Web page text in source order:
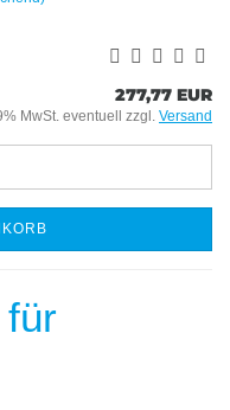
277,77 EUR
MwSt. eventuell zzgl. Versand